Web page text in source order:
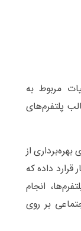
مربوط به
پلتفرم‌های
از
قرارد داده که
انجام
بر روی